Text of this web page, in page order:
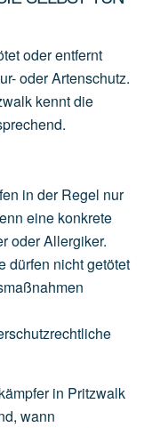
oder entfernt
oder Artenschutz.
kennt die
in der Regel nur
eine konkrete
oderAllergiker.
dürfen nichtgetötet
in Pritzwalk
wann